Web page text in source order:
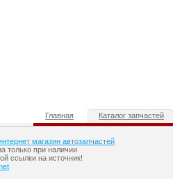
Главная Каталог запчастей
магазин автозапчастей
только при наличии
ссылки на источник!